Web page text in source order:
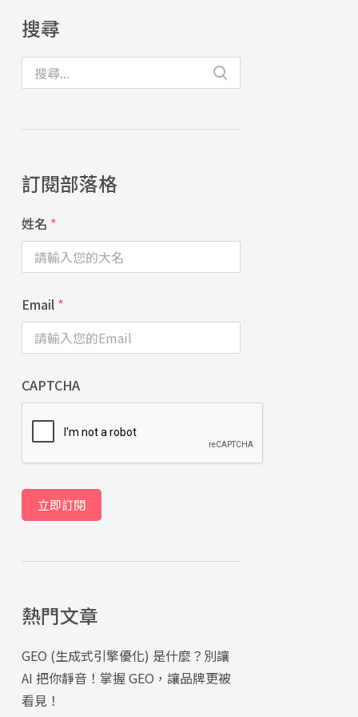
搜尋
訂閱部落格
姓名 *
Email *
CAPTCHA
立即訂閱
熱門文章
GEO (生成式引擎優化) 是什麼？別讓
AI 把你靜音！掌握 GEO，讓品牌更被
看見！